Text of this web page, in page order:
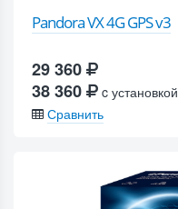
Pandora VX 4G GPS v3
29 360
38 360
c установкой
Сравнить